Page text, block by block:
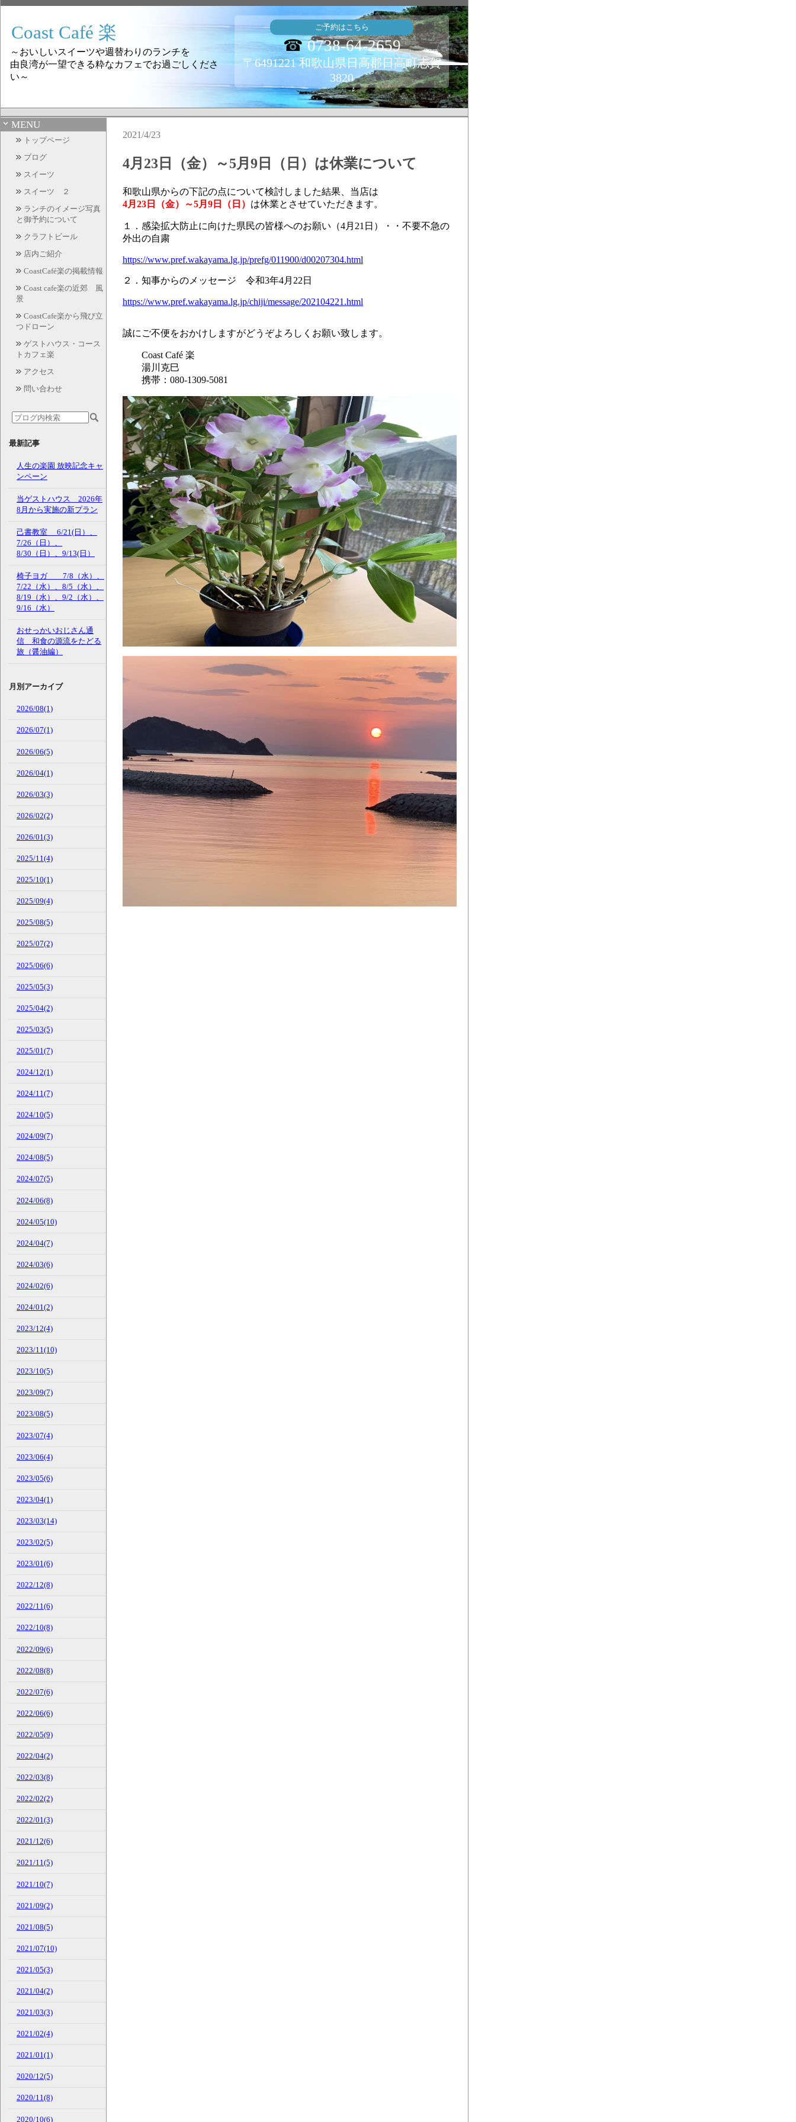
Coast Café 楽
～おいしいスイーツや週替わりのランチを
由良湾が一望できる粋なカフェでお過ごしくださ
い～
ご予約はこちら
☎0738-64-2659
〒6491221 和歌山県日高郡日高町志賀
3820
MENU
トップページ
ブログ
スイーツ
スイーツ ２
ランチのイメージ写真
と御予約について
クラフトビール
店内ご紹介
CoastCafé楽の掲載情報
Coast cafe楽の近郊 風
景
CoastCafe楽から飛び立
つドローン
ゲストハウス・コース
トカフェ楽
アクセス
問い合わせ
最新記事
人生の楽園 放映記念キャ
ンペーン
当ゲストハウス 2026年
8月から実施の新プラン
己書教室 6/21(日）、
7/26（日）、
8/30（日）、9/13(日）
椅子ヨガ 7/8（水）、
7/22（水）、8/5（水）、
8/19（水）、9/2（水）、
9/16（水）
おせっかいおじさん通
信 和食の源流をたどる
旅（醤油編）
月別アーカイブ
2026/08(1)
2026/07(1)
2026/06(5)
2026/04(1)
2026/03(3)
2026/02(2)
2026/01(3)
2025/11(4)
2025/10(1)
2025/09(4)
2025/08(5)
2025/07(2)
2025/06(6)
2025/05(3)
2025/04(2)
2025/03(5)
2025/01(7)
2024/12(1)
2024/11(7)
2024/10(5)
2024/09(7)
2024/08(5)
2024/07(5)
2024/06(8)
2024/05(10)
2024/04(7)
2024/03(6)
2024/02(6)
2024/01(2)
2023/12(4)
2023/11(10)
2023/10(5)
2023/09(7)
2023/08(5)
2023/07(4)
2023/06(4)
2023/05(6)
2023/04(1)
2023/03(14)
2023/02(5)
2023/01(6)
2022/12(8)
2022/11(6)
2022/10(8)
2022/09(6)
2022/08(8)
2022/07(6)
2022/06(6)
2022/05(9)
2022/04(2)
2022/03(8)
2022/02(2)
2022/01(3)
2021/12(6)
2021/11(5)
2021/10(7)
2021/09(2)
2021/08(5)
2021/07(10)
2021/05(3)
2021/04(2)
2021/03(3)
2021/02(4)
2021/01(1)
2020/12(5)
2020/11(8)
2020/10(6)
2021/4/23
4月23日（金）～5月9日（日）は休業について
和歌山県からの下記の点について検討しました結果、当店は
4月23日（金）～5月9日（日） は休業とさせていただきます。
１．感染拡大防止に向けた県民の皆様へのお願い（4月21日）・・不要不急の
外出の自粛
https://www.pref.wakayama.lg.jp/prefg/011900/d00207304.html
２．知事からのメッセージ 令和3年4月22日
https://www.pref.wakayama.lg.jp/chiji/message/202104221.html
誠にご不便をおかけしますがどうぞよろしくお願い致します。
Coast Café 楽
湯川克巳
携帯：080-1309-5081